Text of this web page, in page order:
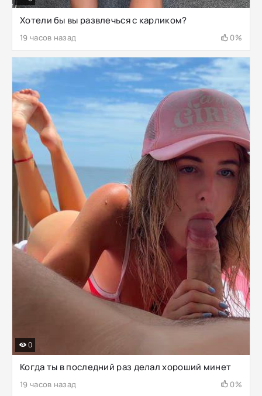
Хотели бы вы развлечься с карликом?
19 часов назад 0%
Когда ты в последний раз делал хороший минет
19 часов назад 0%
0